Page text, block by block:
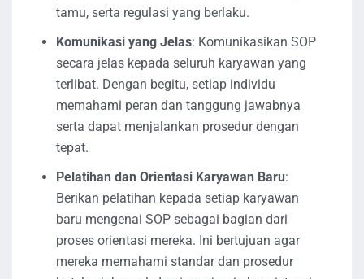
tamu, serta regulasi yang berlaku.
Komunikasi yang Jelas: Komunikasikan SOP
secara jelas kepada seluruh karyawan yang
terlibat. Dengan begitu, setiap individu
memahami peran dan tanggung jawabnya
serta dapat menjalankan prosedur dengan
tepat.
Pelatihan dan Orientasi Karyawan Baru:
Berikan pelatihan kepada setiap karyawan
baru mengenai SOP sebagai bagian dari
proses orientasi mereka. Ini bertujuan agar
mereka memahami standar dan prosedur